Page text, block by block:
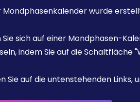
Mondphasenkalender wurde
Sie sich auf einer Mondphasen-
indem Sie auf die Schaltfläche
Sie auf die untenstehenden